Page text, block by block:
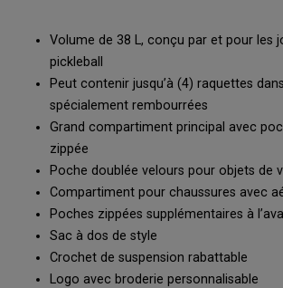
Volume de 38 L, conçu par et pour les
pickleball
Peut contenir jusqu’à (4) raquettes
spécialement rembourrées
Grand compartiment principal avec
zippée
Poche doublée velours pour objets de
Compartiment pour chaussures avec
Poches zippées supplémentaires à
Sac à dos de style
Crochet de suspension rabattable
Logo avec broderie personnalisable